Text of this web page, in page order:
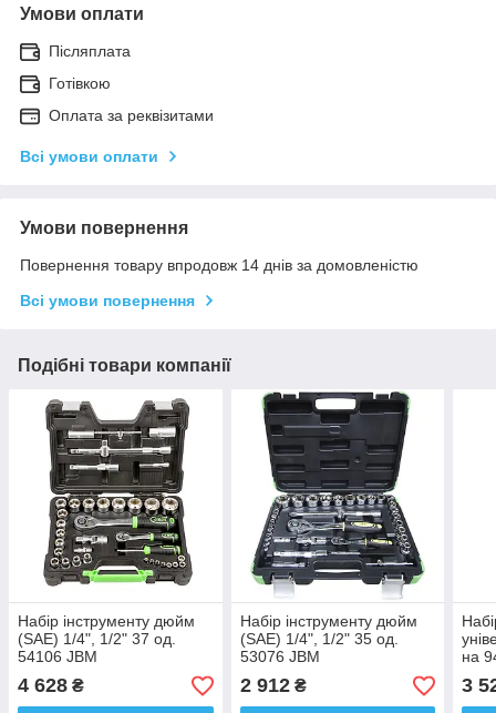
Умови оплати
Післяплата
Готівкою
Оплата за реквізитами
Всі умови оплати
Умови повернення
Повернення товару впродовж 14 днів за домовленістю
Всі умови повернення
Подібні товари компанії
Набір інструменту дюйм
(SAE) 1/4", 1/2" 37 од.
54106 JBM
4 628 ₴
Набір інструменту дюйм
(SAE) 1/4", 1/2" 35 од.
53076 JBM
2 912₴
на
3